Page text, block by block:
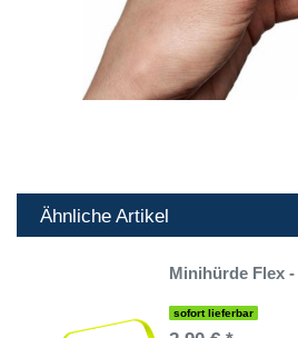
Ähnliche Artikel
Minihürde Flex -
sofort lieferbar